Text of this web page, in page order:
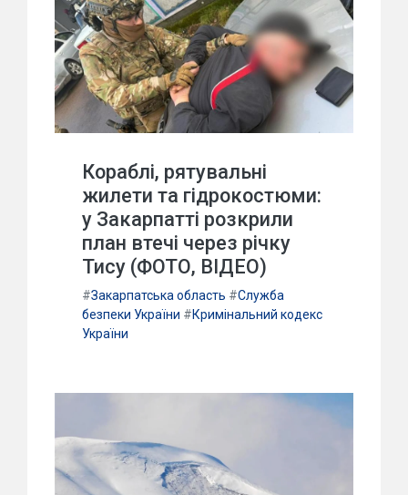
Кораблі, рятувальні
жилети та гідрокостюми:
у Закарпатті розкрили
план втечі через річку
Тису (ФОТО, ВІДЕО)
#Закарпатська область #Служба
безпеки України #Кримінальний кодекс
України